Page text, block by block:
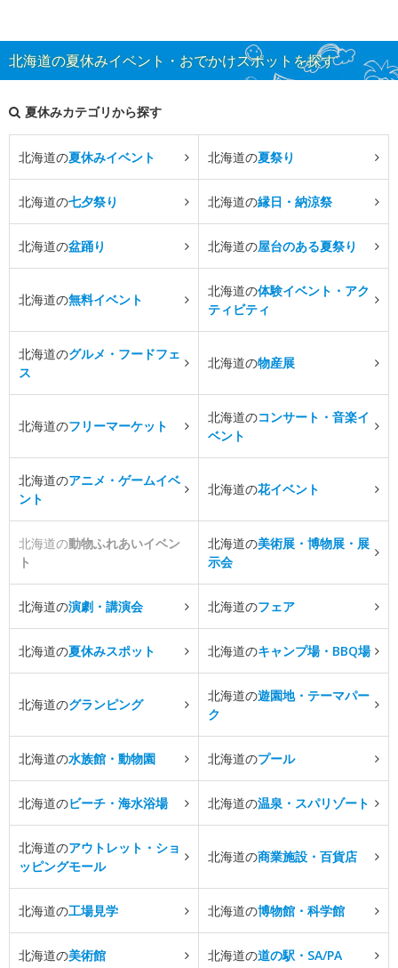
北海道の夏休みイベント・おでかけスポットを探す
夏休みカテゴリから探す
北海道の夏休みイベント 北海道の夏祭り
北海道の七夕祭り 北海道の縁日・納涼祭
北海道の盆踊り 北海道の屋台のある夏祭り
北海道の無料イベント
北海道の体験イベント・アク
ティビティ
北海道のグルメ・フードフェ
ス
北海道の物産展
北海道のフリーマーケット
北海道のコンサート・音楽イ
ベント
北海道のアニメ・ゲームイベ
ント
北海道の花イベント
北海道の動物ふれあいイベン
ト
北海道の美術展・博物展・展
示会
北海道の演劇・講演会 北海道のフェア
北海道の夏休みスポット 北海道のキャンプ場・BBQ場
北海道のグランピング
北海道の遊園地・テーマパー
ク
北海道の水族館・動物園 北海道のプール
北海道のビーチ・海水浴場 北海道の温泉・スパリゾート
北海道のアウトレット・ショ
ッピングモール
北海道の商業施設・百貨店
北海道の工場見学 北海道の博物館・科学館
北海道の美術館 北海道の道の駅・SA/PA